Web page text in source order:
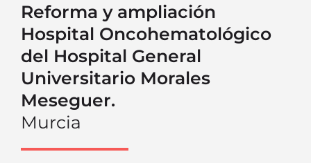
Reforma y ampliación
Hospital Oncohematológico
del Hospital General
Universitario Morales
Meseguer.
Murcia